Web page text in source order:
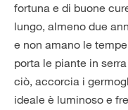
fortuna e di buone
lungo, almeno due
e non amano le
porta le piante in
ciò, accorcia i
ideale è luminoso e